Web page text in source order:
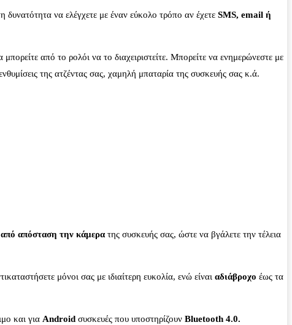
να ελέγχετε με έναν εύκολο τρόπο αν έχετε SMS, email ή
από το ρολόι να το διαχειριστείτε. Μπορείτε να ενημερώνεστε με
της ατζέντας σας, χαμηλή μπαταρία της συσκευής σας κ.ά.
από απόσταση την κάμερατης συσκευής σας, ώστε να βγάλετε την τέλεια
μόνοι σας με ιδιαίτερη ευκολία, ενώ είναι αδιάβροχο έως τα
και για Android συσκευές που υποστηρίζουν Bluetooth 4.0.